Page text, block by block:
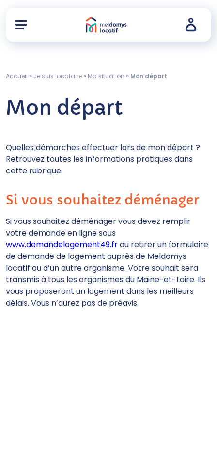
Accueil » Je suis locataire » Ma situation » Mon départ
Mon départ
Quelles démarches effectuer lors de mon départ ?
Retrouvez toutes les informations pratiques dans
cette rubrique.
Si vous souhaitez déménager
Si vous souhaitez déménager vous devez remplir
votre demande en ligne sous
www.demandelogement49.frou retirer un formulaire
de demande de logement auprès de Meldomys
locatif ou d’un autre organisme. Votre souhait sera
transmis à tous les organismes du Maine-et-Loire. Ils
vous proposeront un logement dans les meilleurs
délais. Vous n’aurez pas de préavis.